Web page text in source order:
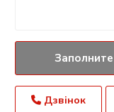
Дзвінок